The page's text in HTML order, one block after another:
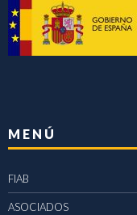
MENÚ
FIAB
ASOCIADOS